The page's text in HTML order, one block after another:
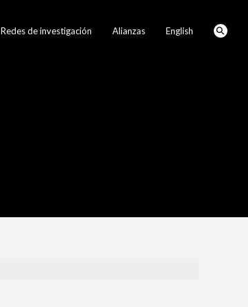
Redes de investigación Alianzas English